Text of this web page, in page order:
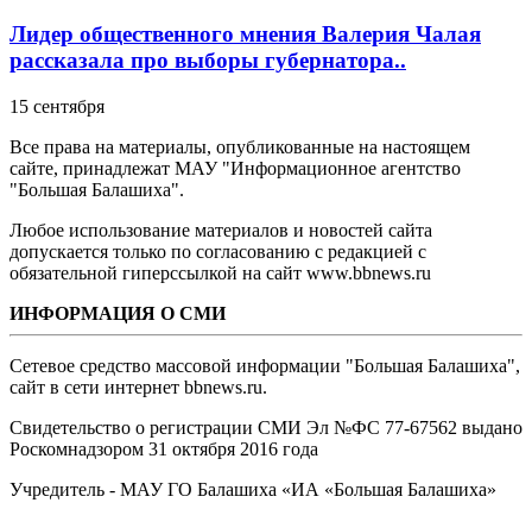
Лидер общественного мнения Валерия Чалая
рассказала про выборы губернатора..
15 сентября
Все права на материалы, опубликованные на настоящем
сайте, принадлежат МАУ "Информационное агентство
"Большая Балашиха".
Любое использование материалов и новостей сайта
допускается только по согласованию с редакцией с
обязательной гиперссылкой на сайт www.bbnews.ru
ИНФОРМАЦИЯ О СМИ
Сетевое средство массовой информации "Большая Балашиха",
сайт в сети интернет bbnews.ru.
Свидетельство о регистрации СМИ Эл №ФС ‎77-67562 выдано
Роскомнадзором 31 октября 2016 года
Учредитель - МАУ ГО Балашиха «ИА «Большая Балашиха»